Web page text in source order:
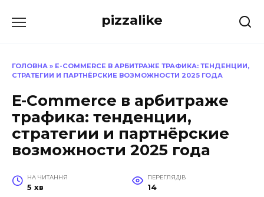
до
pizzalike
ГОЛОВНА » E-COMMERCE В АРБИТРАЖЕ ТРАФИКА: ТЕНДЕНЦИИ,
СТРАТЕГИИ И ПАРТНЁРСКИЕ ВОЗМОЖНОСТИ 2025 ГОДА
E-Commerce в арбитраже
трафика: тенденции,
стратегии и партнёрские
возможности 2025 года
НА ЧИТАННЯ
5 хв
ПЕРЕГЛЯДІВ
14